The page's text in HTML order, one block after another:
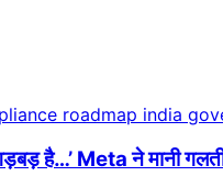
है…’ Meta ने मानी गलती,